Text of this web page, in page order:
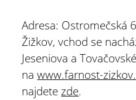
Adresa: Ostromečská
Žižkov, vchod se
Jeseniova a
nawww.farnost-
najdetezde.